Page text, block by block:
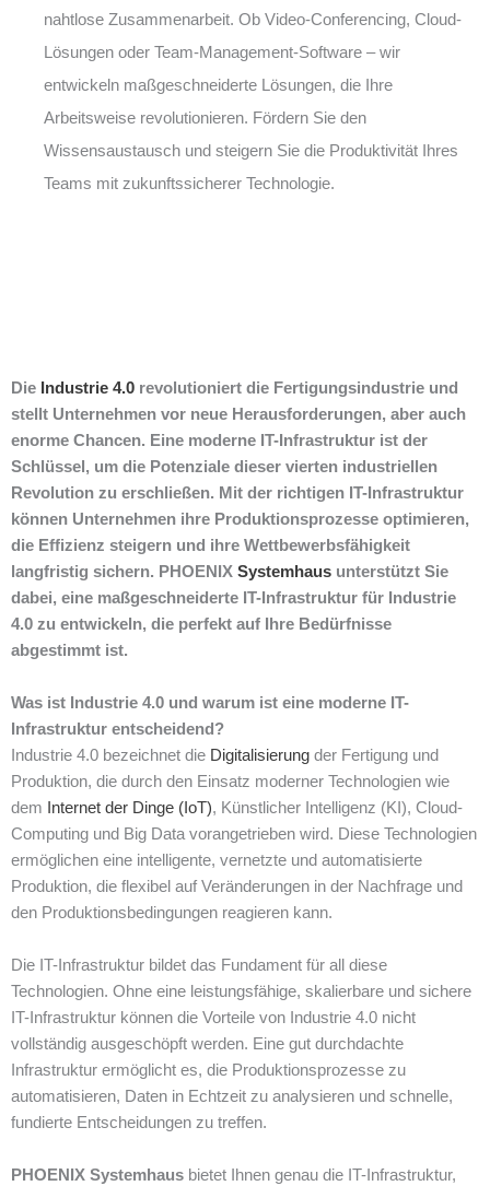
nahtlose Zusammenarbeit. Ob Video-Conferencing, Cloud-
Lösungen oder Team-Management-Software – wir
entwickeln maßgeschneiderte Lösungen, die Ihre
Arbeitsweise revolutionieren. Fördern Sie den
Wissensaustausch und steigern Sie die Produktivität Ihres
Teams mit zukunftssicherer Technologie.
Die Industrie 4.0 revolutioniert die Fertigungsindustrie und
stellt Unternehmen vor neue Herausforderungen, aber auch
enorme Chancen. Eine moderne IT-Infrastruktur ist der
Schlüssel, um die Potenziale dieser vierten industriellen
Revolution zu erschließen. Mit der richtigen IT-Infrastruktur
können Unternehmen ihre Produktionsprozesse optimieren,
die Effizienz steigern und ihre Wettbewerbsfähigkeit
langfristig sichern. PHOENIX Systemhaus unterstützt Sie
dabei, eine maßgeschneiderte IT-Infrastruktur für Industrie
4.0 zu entwickeln, die perfekt auf Ihre Bedürfnisse
abgestimmt ist.
Was ist Industrie 4.0 und warum ist eine moderne IT-
Infrastruktur entscheidend?
Industrie 4.0 bezeichnet die Digitalisierung der Fertigung und
Produktion, die durch den Einsatz moderner Technologien wie
dem
Internet der Dinge (IoT), Künstlicher Intelligenz (KI), Cloud-
Computing und Big Data vorangetrieben wird. Diese Technologien
ermöglichen eine intelligente, vernetzte und automatisierte
Produktion, die flexibel auf Veränderungen in der Nachfrage und
den Produktionsbedingungen reagieren kann.
Die IT-Infrastruktur bildet das Fundament für all diese
Technologien. Ohne eine leistungsfähige, skalierbare und sichere
IT-Infrastruktur können die Vorteile von Industrie 4.0 nicht
vollständig ausgeschöpft werden. Eine gut durchdachte
Infrastruktur ermöglicht es, die Produktionsprozesse zu
automatisieren, Daten in Echtzeit zu analysieren und schnelle,
fundierte Entscheidungen zu treffen.
PHOENIX Systemhaus bietet Ihnen genau die IT-Infrastruktur,